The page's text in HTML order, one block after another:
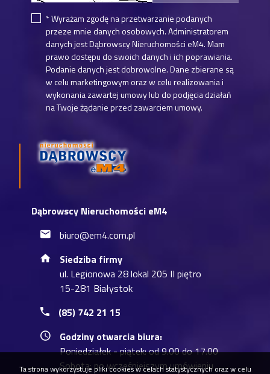
Dąbrowscy Nieruchomości eM4
biuro@em4.com.pl
Siedziba firmy
ul. Legionowa 28 lokal 205 II piętro
15-281 Białystok
(85) 742 21 15
Godziny otwarcia biura:
Poniedziałek - piątek: od 9.00 do 17.00
Sobota: po wcześniejszym umówieniu
* Wyrażam zgodę na przetwarzanie podanych
przeze mnie danych osobowych. Administratorem
danych jest Dąbrowscy Nieruchomości eM4. Mam
prawo dostępu do swoich danych i ich poprawiania.
Podanie danych jest dobrowolne. Dane zbierane są
w celu marketingowym oraz w celu realizowania i
wykonania zawartej umowy lub do podjęcia działań
na Twoje żądanie przed zawarciem umowy.
Ta strona wykorzystuje pliki cookies w celach statystycznych oraz w celu